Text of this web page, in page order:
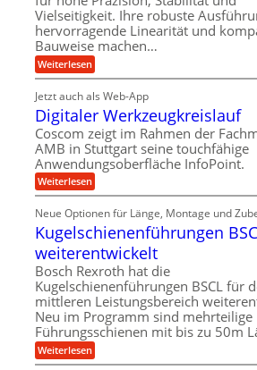
e
b
e
f
ü
r
r
a
u
e
U
m
g
e
b
n
g
e
n
r
a
g
s
i
n
g
a
n
g
K
I
w
i
c
h
i
g
e
r
a
l
s
M
a
s
c
h
i
n
e
n
g
e
n
g
e
t
r
i
b
e
f
ü
r
p
r
z
i
e
H
u
b
b
e
w
e
g
Vielseitigkeit. Ihre robuste
hervorragende Linearität und
Bauweise machen…
Weiterlesen:
P
ä
z
i
s
i
o
n
f
ü
r
A
u
t
o
m
o
i
v
e
u
n
Jetzt auch als Web-App
Digitaler Werkzeugkreislauf
Coscom zeigt im Rahmen der
AMB in Stuttgart seine touchfähige
Anwendungsoberfläche InfoPoint.
Weiterlesen:
D
g
i
t
a
l
e
r
W
e
r
k
z
Neue Optionen für Länge, Montage und
Kugelschienenführungen
weiterentwickelt
Bosch Rexroth hat die
Kugelschienenführungen BSCL für
mittleren Leistungsbereich
Neu im Programm sind mehrteilige
Führungsschienen mit bis zu 50m
Weiterlesen:
K